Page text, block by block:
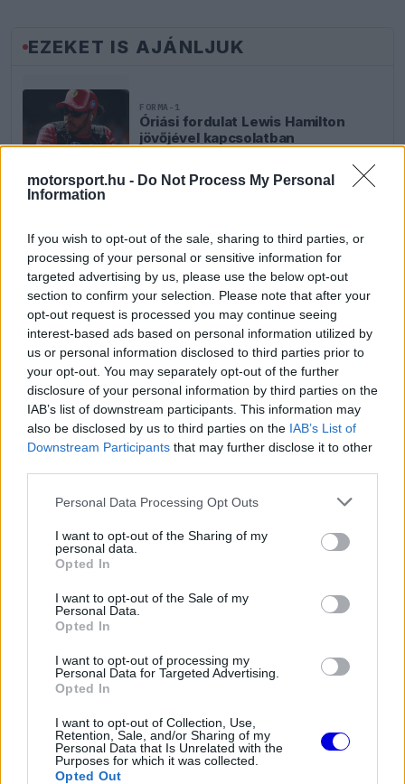
motorsport.hu - Do Not Process My Personal
Information
If you wish to opt-out of the sale, sharing to third parties, or
processing of your personal or sensitive information for
targeted advertising by us, please use the below opt-out
section to confirm your selection. Please note that after your
opt-out request is processed you may continue seeing
interest-based ads based on personal information utilized by
us or personal information disclosed to third parties prior to
your opt-out. You may separately opt-out of the further
disclosure of your personal information by third parties on the
IAB’s list of downstream participants. This information may
also be disclosed by us to third parties on the IAB’s List of
Downstream Participants that may further disclose it to other
Please note that this website/app uses one or more Google
not limited to your visit or usage behaviour. You may click to
grant or deny consent to Google and its third-party tags to
use your data for below specified purposes in below Google
consent section.
Personal Data Processing Opt Outs
I want to opt-out of the Sharing of my
personal data.
Opted In
I want to opt-out of the Sale of my
Personal Data.
Opted In
I want to opt-out of processing my
Personal Data for Targeted Advertising.
Opted In
I want to opt-out of Collection, Use,
Retention, Sale, and/or Sharing of my
Personal Data that Is Unrelated with the
Purposes for which it was collected.
Opted Out
EZEKET IS AJÁNLJUK
FORMA-1
Óriási fordulat Lewis Hamilton
jövőjével kapcsolatban
Francia hatalomátvételről
suttognak a Red Bullnál
FORMA-1
Kockázatos ötlettel villant a
Ferrari, hamarosan mindenki ezt
másolhatja